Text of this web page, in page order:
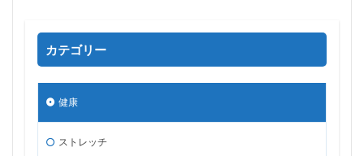
カテゴリー
健康
ストレッチ